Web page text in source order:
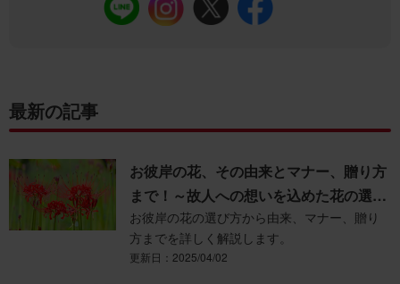
最新の記事
お彼岸の花、その由来とマナー、贈り方
まで！～故人への想いを込めた花の選び
方～
お彼岸の花の選び方から由来、マナー、贈り
方までを詳しく解説します。
更新日：2025/04/02